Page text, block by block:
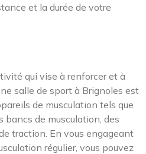
et la durée de votre
qui vise à renforcer et à
salle de sport à Brignoles est
de musculation tels que
bancs de musculation, des
traction. En vous engageant
régulier, vous pouvez